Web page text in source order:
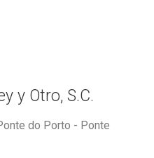
y Otro, S.C.
do Porto - Ponte